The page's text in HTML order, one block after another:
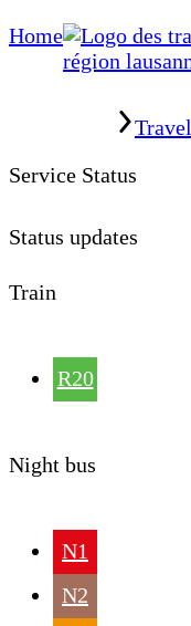
Home
Travel
Service Status
Status updates
Train
R20
Night bus
N1
N2